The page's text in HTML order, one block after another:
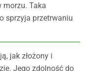
morzu. Taka
sprzyja przetrwaniu
jak złożony i
Jego zdolność do